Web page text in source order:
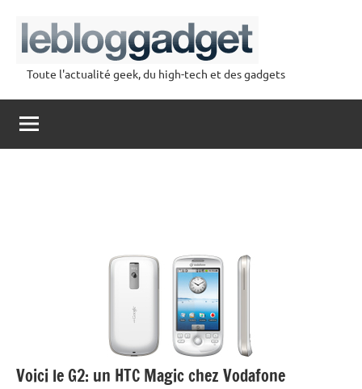
contenu
lebloggadget
Toute l'actualité geek, du high-tech et des gadgets
Voici le G2: un HTC Magic chez Vodafone